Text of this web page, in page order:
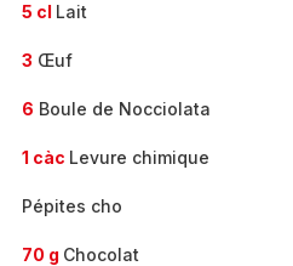
5 cl Lait
3 Œuf
6 Boule de Nocciolata
1 càc Levure chimique
Pépites cho
70 g Chocolat